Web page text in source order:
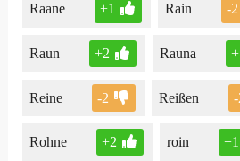
Raane +1 Rain -2
Raun +2 Rauna
Reine -2 Reißen
Rohne +2 roin +1